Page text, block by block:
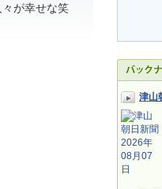
津山
が幸せな笑